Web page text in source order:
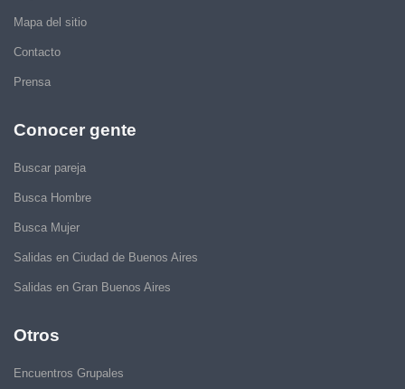
Mapa del sitio
Contacto
Prensa
Conocer gente
Buscar pareja
Busca Hombre
Busca Mujer
Salidas en Ciudad de Buenos Aires
Salidas en Gran Buenos Aires
Otros
Encuentros Grupales